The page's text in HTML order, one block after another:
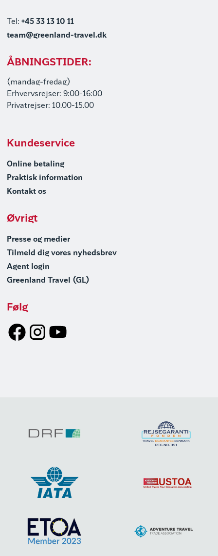
Tel: +45 33 13 10 11
team@greenland-travel.dk
ÅBNINGSTIDER:
(mandag-fredag)
Erhvervsrejser: 9:00-16:00
Privatrejser: 10.00-15.00
Kundeservice
Online betaling
Praktisk information
Kontakt os
Øvrigt
Presse og medier
Tilmeld dig vores nyhedsbrev
Agent login
Greenland Travel (GL)
Følg